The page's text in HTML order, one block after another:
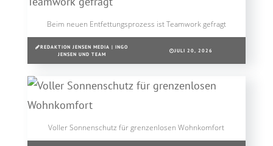
Beim neuen Entfettungsprozess ist Teamwork gefragt
REDAKTION JENSEN MEDIA | INGO
JENSEN UND TEAM
JULI 20, 2026
Voller Sonnenschutz für grenzenlosen Wohnkomfort